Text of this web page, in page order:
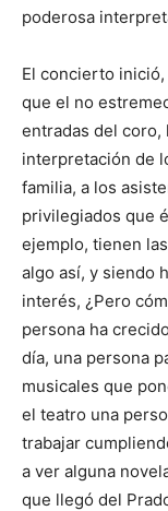
poderosa
El concierto
que el no
entradas del coro,
interpretación de
familia, a los
privilegiados que
ejemplo, tienen
algo así, y siendo
interés, ¿Pero
persona ha
día, una persona
musicales que
el teatro una
trabajar
a ver alguna
que llegó del